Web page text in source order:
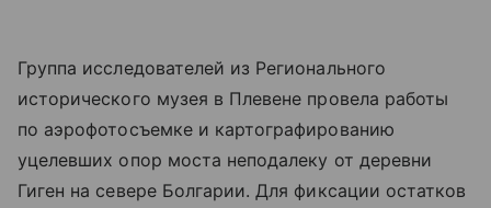
Группа исследователей из Регионального
исторического музея в Плевене провела работы
по аэрофотосъемке и картографированию
уцелевших опор моста неподалеку от деревни
Гиген на севере Болгарии. Для фиксации остатков